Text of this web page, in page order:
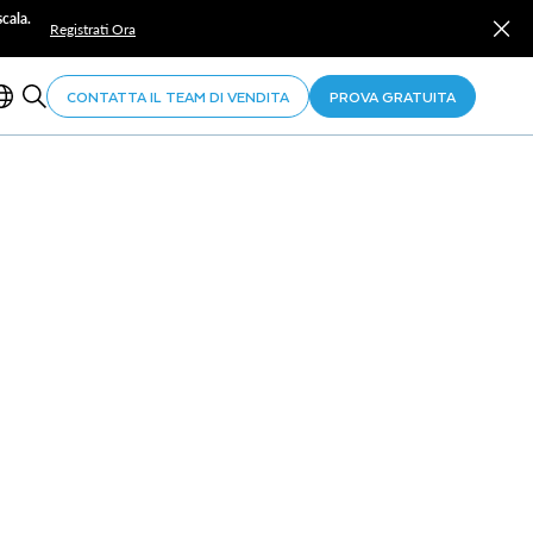
Registrati Ora
CONTATTA IL TEAM DI VENDITA PROVA GRATUITA